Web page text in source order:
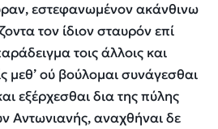
εστεφανωμένον ακάνθινω
τον ίδιον σταυρόν επί
τοις άλλοις και
μεθ’ ού βούλομαι συνάγεσθαι
εξέρχεσθαι δια της πύλης
Αντωνιανής, αναχθήναι δε